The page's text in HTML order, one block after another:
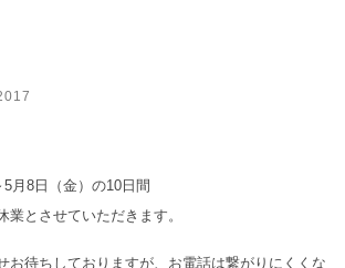
月8日（金）の10日間
業とさせていただきます。
お待ちしておりますが、お電話は繋がりにくくな